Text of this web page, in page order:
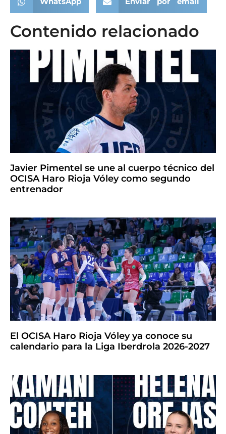
Contenido relacionado
Javier Pimentel se une al cuerpo técnico del
OCISA Haro Rioja Vóley como segundo
entrenador
El OCISA Haro Rioja Vóley ya conoce su
calendario para la Liga Iberdrola 2026-2027